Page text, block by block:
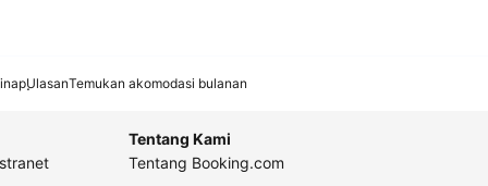
UlasanTemukan akomodasi bulanan
Tentang Kami
Tentang Booking.com